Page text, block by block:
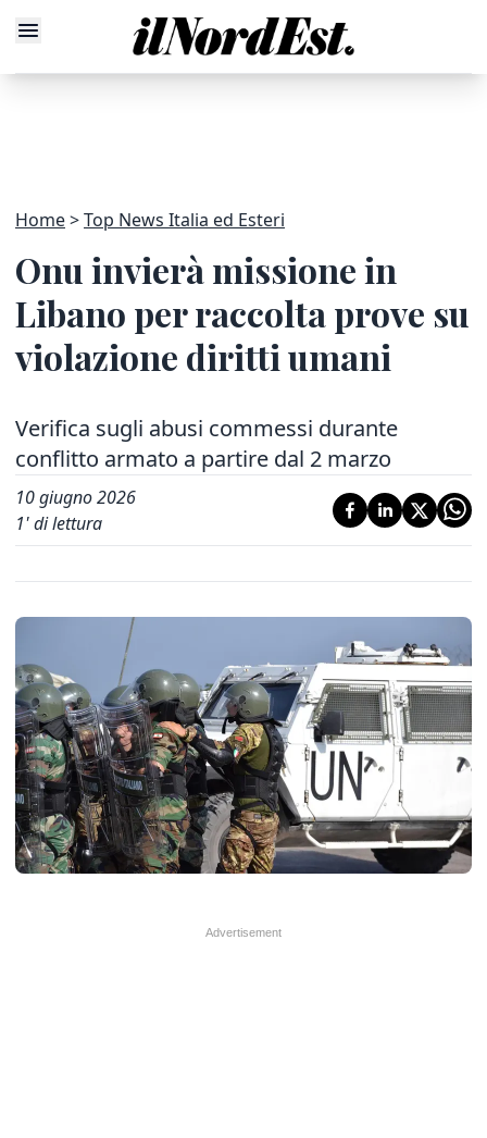
Home Top News Italia ed Esteri
Onu invierà missione in
Libano per raccolta prove su
violazione diritti umani
Verifica sugli abusi commessi durante
conflitto armato a partire dal 2 marzo
10 giugno 2026
1' di lettura